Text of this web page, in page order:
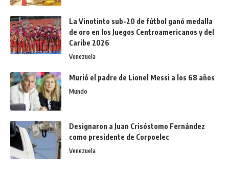
La Vinotinto sub-20 de fútbol ganó medalla
de oro en los Juegos Centroamericanos y del
Caribe 2026
Venezuela
Murió el padre de Lionel Messi a los 68 años
Mundo
Designaron a Juan Crisóstomo Fernández
como presidente de Corpoelec
Venezuela